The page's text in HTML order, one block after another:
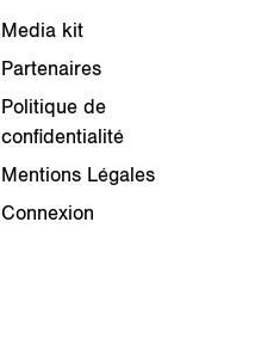
Media kit
Partenaires
Politique de
confidentialité
Mentions Légales
Connexion